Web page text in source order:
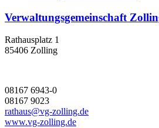
Verwaltungsgemeinschaft
Rathausplatz 1
85406 Zolling
08167 6943-0
08167 9023
rathaus@vg-zolling.de
www.vg-zolling.de